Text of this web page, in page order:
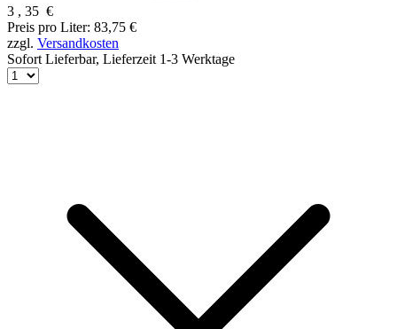
3 , 35 €
Preis pro Liter: 83,75 €
zzgl. Versandkosten
Sofort Lieferbar, Lieferzeit 1-3 Werktage